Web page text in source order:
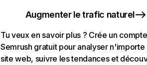
Augmenter le trafic naturel
Tu veux en savoir plus ? Crée un compte
Semrush gratuit pour analyser n'importe
site web, suivre les tendances et